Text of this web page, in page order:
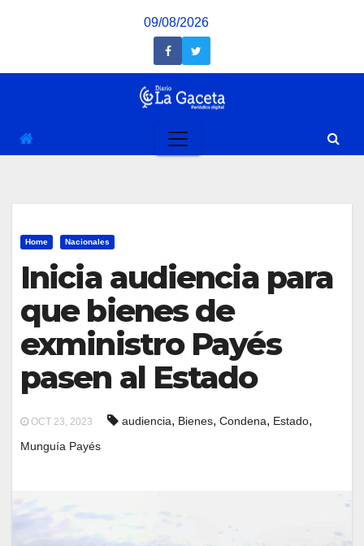
09/08/2026
Home Nacionales
Inicia audiencia para
que bienes de
exministro Payés
pasen al Estado
OCT 23, 2023 audiencia, Bienes, Condena, Estado,
Munguía Payés